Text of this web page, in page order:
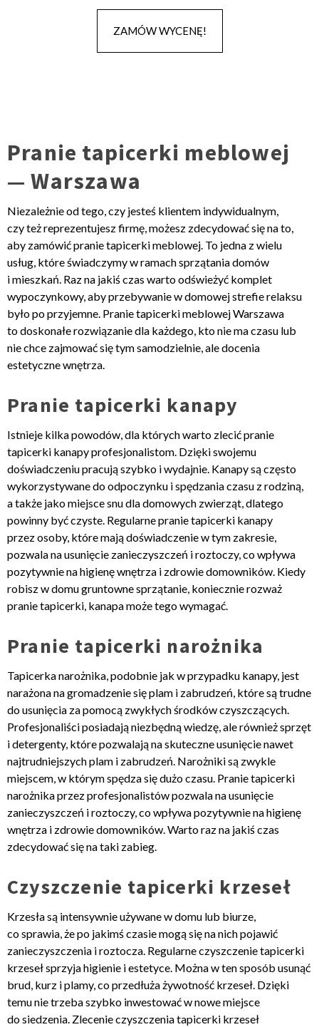
ZAMÓW WYCENĘ!
Pranie tapicerki meblowej
— Warszawa
Niezależnie od tego, czy jesteś klientem indywidualnym,
czy też reprezentujesz firmę, możesz zdecydować się na to,
aby zamówić pranie tapicerki meblowej. To jedna z wielu
usług, które świadczymy w ramach sprzątania domów
i mieszkań. Raz na jakiś czas warto odświeżyć komplet
wypoczynkowy, aby przebywanie w domowej strefie relaksu
było po przyjemne. Pranie tapicerki meblowej Warszawa
to doskonałe rozwiązanie dla każdego, kto nie ma czasu lub
nie chce zajmować się tym samodzielnie, ale docenia
estetyczne wnętrza.
Pranie tapicerki kanapy
Istnieje kilka powodów, dla których warto zlecić pranie
tapicerki kanapy profesjonalistom. Dzięki swojemu
doświadczeniu pracują szybko i wydajnie. Kanapy są często
wykorzystywane do odpoczynku i spędzania czasu z rodziną,
a także jako miejsce snu dla domowych zwierząt, dlatego
powinny być czyste. Regularne pranie tapicerki kanapy
przez osoby, które mają doświadczenie w tym zakresie,
pozwala na usunięcie zanieczyszczeń i roztoczy, co wpływa
pozytywnie na higienę wnętrza i zdrowie domowników. Kiedy
robisz w domu gruntowne sprzątanie, koniecznie rozważ
pranie tapicerki, kanapa może tego wymagać.
Pranie tapicerki narożnika
Tapicerka narożnika, podobnie jak w przypadku kanapy, jest
narażona na gromadzenie się plam i zabrudzeń, które są trudne
do usunięcia za pomocą zwykłych środków czyszczących.
Profesjonaliści posiadają niezbędną wiedzę, ale również sprzęt
i detergenty, które pozwalają na skuteczne usunięcie nawet
najtrudniejszych plam i zabrudzeń. Narożniki są zwykle
miejscem, w którym spędza się dużo czasu. Pranie tapicerki
narożnika przez profesjonalistów pozwala na usunięcie
zanieczyszczeń i roztoczy, co wpływa pozytywnie na higienę
wnętrza i zdrowie domowników. Warto raz na jakiś czas
zdecydować się na taki zabieg.
Czyszczenie tapicerki krzeseł
Krzesła są intensywnie używane w domu lub biurze,
co sprawia, że po jakimś czasie mogą się na nich pojawić
zanieczyszczenia i roztocza. Regularne czyszczenie tapicerki
krzeseł sprzyja higienie i estetyce. Można w ten sposób usunąć
brud, kurz i plamy, co przedłuża żywotność krzeseł. Dzięki
temu nie trzeba szybko inwestować w nowe miejsce
do siedzenia. Zlecenie czyszczenia tapicerki krzeseł